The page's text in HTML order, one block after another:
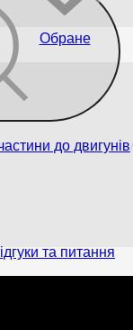
Обране
до двигунів
та питання